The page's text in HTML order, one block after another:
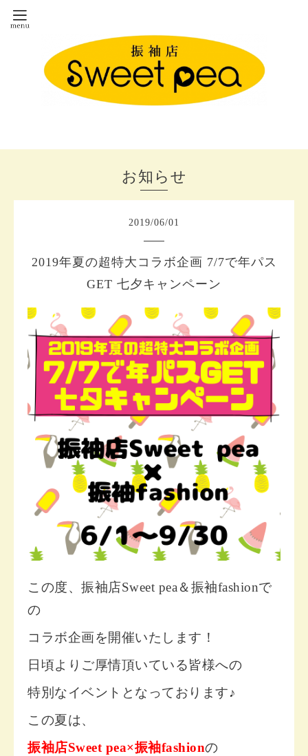
お知らせ
2019/06/01
2019年夏の超特大コラボ企画 7/7で年パス
GET 七夕キャンペーン
この度、振袖店Sweet pea＆振袖fashionで
の
コラボ企画を開催いたします！
日頃よりご厚情頂いている皆様への
特別なイベントとなっております♪
この夏は、
振袖店Sweet pea×振袖fashionの